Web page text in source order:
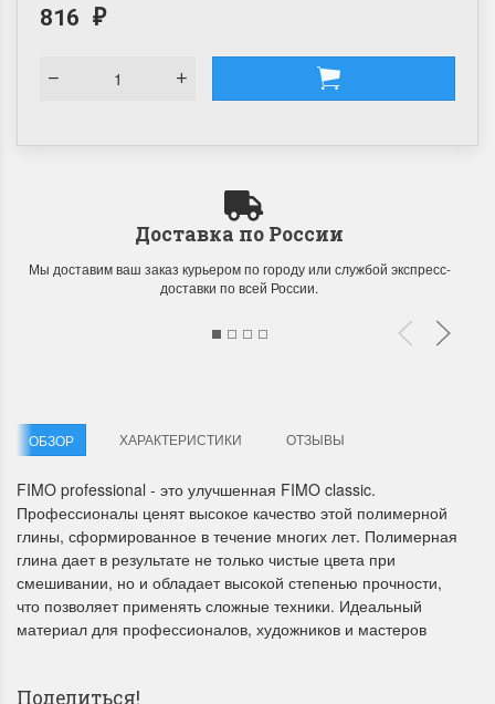
816 ₽
Доставка по России
Мы доставим ваш заказ курьером по городу или службой экспресс-
доставки по всей России.
ОБЗОР ХАРАКТЕРИСТИКИ ОТЗЫВЫ
FIMO professional - это улучшенная FIMO classic.
Профессионалы ценят высокое качество этой полимерной
глины, сформированное в течение многих лет. Полимерная
глина дает в результате не только чистые цвета при
смешивании, но и обладает высокой степенью прочности,
что позволяет применять сложные техники. Идеальный
материал для профессионалов, художников и мастеров
Поделиться!